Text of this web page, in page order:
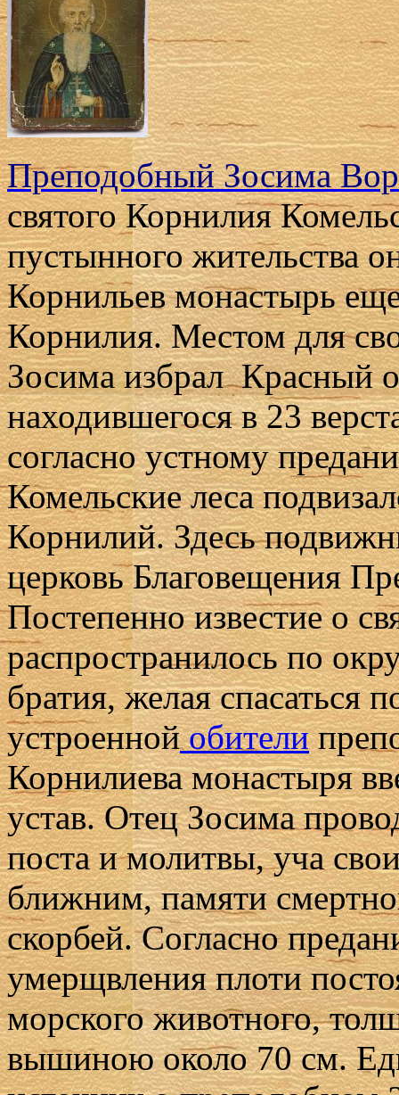
Преподобный Зосима
святого Корнилия
пустынного жительства
Корнильев монастырь
Корнилия. Местом для
Зосима избрал Красный
на­хо­див­ше­го­ся в 23
согласно устному
Комельские леса
Корнилий. Здесь
церковь Благовещения
Постепенно известие о
распространилось по
братия, желая спасаться
устроеннойобители
Корнилиева монастыря
устав. Отец Зосима
поста и молитвы, уча
ближним, памяти
скорбей. Согласно
умерщвления плоти
морского животного,
вышиною около 70 см.